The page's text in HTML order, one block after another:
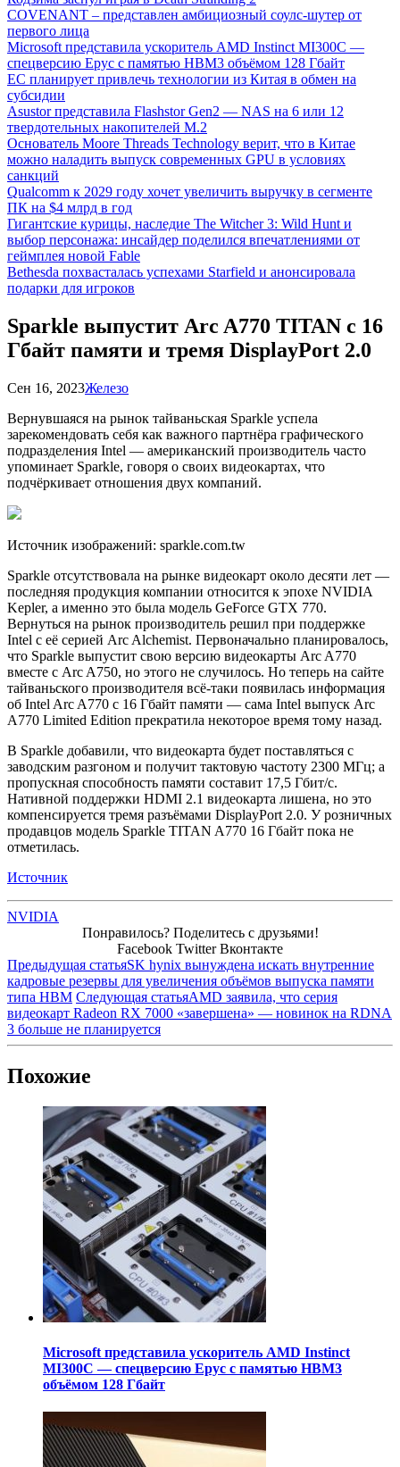
COVENANT – представлен амбициозный соулс-шутер от
первого лица
Microsoft представила ускоритель AMD Instinct MI300C —
спецверсию Epyc с памятью HBM3 объёмом 128 Гбайт
ЕС планирует привлечь технологии из Китая в обмен на
субсидии
Asustor представила Flashstor Gen2 — NAS на 6 или 12
твердотельных накопителей M.2
Основатель Moore Threads Technology верит, что в Китае
можно наладить выпуск современных GPU в условиях
санкций
Qualcomm к 2029 году хочет увеличить выручку в сегменте
ПК на $4 млрд в год
Гигантские курицы, наследие The Witcher 3: Wild Hunt и
выбор персонажа: инсайдер поделился впечатлениями от
геймплея новой Fable
Bethesda похвасталась успехами Starfield и анонсировала
подарки для игроков
Sparkle выпустит Arc A770 TITAN с 16
Гбайт памяти и тремя DisplayPort 2.0
Сен 16, 2023Железо
Вернувшаяся на рынок тайваньская Sparkle успела
зарекомендовать себя как важного партнёра графического
подразделения Intel — американский производитель часто
упоминает Sparkle, говоря о своих видеокартах, что
подчёркивает отношения двух компаний.
Источник изображений: sparkle.com.tw
Sparkle отсутствовала на рынке видеокарт около десяти лет —
последняя продукция компании относится к эпохе NVIDIA
Kepler, а именно это была модель GeForce GTX 770.
Вернуться на рынок производитель решил при поддержке
Intel с её серией Arc Alchemist. Первоначально планировалось,
что Sparkle выпустит свою версию видеокарты Arc A770
вместе с Arc A750, но этого не случилось. Но теперь на сайте
тайваньского производителя всё-таки появилась информация
об Intel Arc A770 с 16 Гбайт памяти — сама Intel выпуск Arc
A770 Limited Edition прекратила некоторое время тому назад.
В Sparkle добавили, что видеокарта будет поставляться с
заводским разгоном и получит тактовую частоту 2300 МГц; а
пропускная способность памяти составит 17,5 Гбит/с.
Нативной поддержки HDMI 2.1 видеокарта лишена, но это
компенсируется тремя разъёмами DisplayPort 2.0. У розничных
продавцов модель Sparkle TITAN A770 16 Гбайт пока не
отметилась.
Источник
NVIDIA
Понравилось? Поделитесь с друзьями!
Facebook Twitter Вконтакте
Предыдущая статьяSK hynix вынуждена искать внутренние
кадровые резервы для увеличения объёмов выпуска памяти
типа HBM Следующая статьяAMD заявила, что серия
видеокарт Radeon RX 7000 «завершена» — новинок на RDNA
3 больше не планируется
Похожие
Microsoft представила ускоритель AMD Instinct
MI300C — спецверсию Epyc с памятью HBM3
объёмом 128 Гбайт